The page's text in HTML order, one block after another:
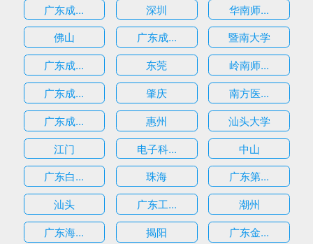
估
广东成...
深圳
华南师...
佛山
广东成...
暨南大学
广东成...
东莞
岭南师...
广东成...
肇庆
南方医...
广东成...
惠州
汕头大学
江门
电子科...
中山
广东白...
珠海
广东第...
汕头
广东工...
潮州
广东海...
揭阳
广东金...